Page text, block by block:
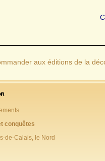
aux éditions de la
conquêtes
de-Calais, le Nord